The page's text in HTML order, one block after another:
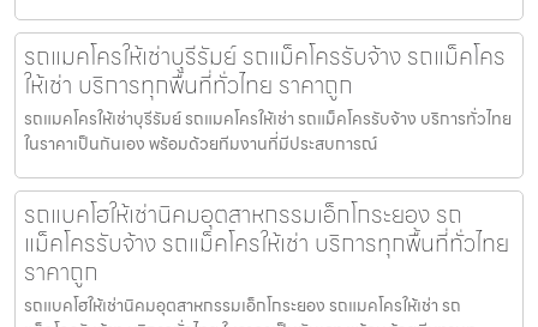
รถแมคโครให้เช่าบุรีรัมย์ รถแม็คโครรับจ้าง รถแม็คโคร
ให้เช่า บริการทุกพื้นที่ทั่วไทย ราคาถูก
รถแมคโครให้เช่าบุรีรัมย์ รถแมคโครให้เช่า รถแม็คโครรับจ้าง บริการทั่วไทย
ในราคาเป็นกันเอง พร้อมด้วยทีมงานที่มีประสบการณ์
รถแบคโฮให้เช่านิคมอุตสาหกรรมเอ็กโกระยอง รถ
แม็คโครรับจ้าง รถแม็คโครให้เช่า บริการทุกพื้นที่ทั่วไทย
ราคาถูก
รถแบคโฮให้เช่านิคมอุตสาหกรรมเอ็กโกระยอง รถแมคโครให้เช่า รถ